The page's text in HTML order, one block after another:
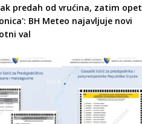
predah od vrućina, zatim opet
BH Meteo najavljuje novi
val